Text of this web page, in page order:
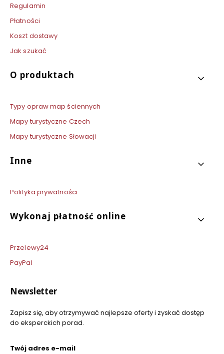
Regulamin
Płatności
Koszt dostawy
Jak szukać
O produktach
Typy opraw map ściennych
Mapy turystyczne Czech
Mapy turystyczne Słowacji
Inne
Polityka prywatności
Wykonaj płatność online
Przelewy24
PayPal
Newsletter
Zapisz się, aby otrzymywać najlepsze oferty i zyskać dostęp
do eksperckich porad.
Twój adres e-mail